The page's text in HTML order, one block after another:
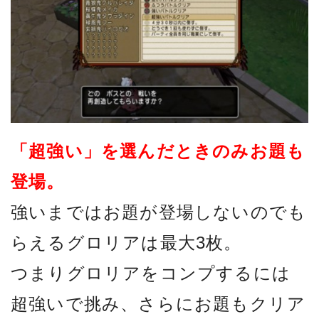
「超強い」を選んだときのみお題も
登場。
強いまではお題が登場しないのでも
らえるグロリアは最大3枚。
つまりグロリアをコンプするには
超強いで挑み、さらにお題もクリア